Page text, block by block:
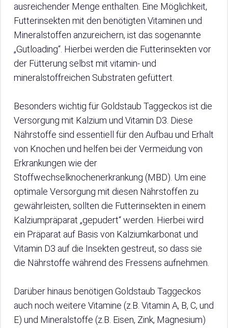
ausreichender Menge enthalten. Eine Möglichkeit,
Futterinsekten mit den benötigten Vitaminen und
Mineralstoffen anzureichern, ist das sogenannte
„Gutloading“. Hierbei werden die Futterinsekten vor
der Fütterung selbst mit vitamin- und
mineralstoffreichen Substraten gefüttert.
Besonders wichtig für Goldstaub Taggeckos ist die
Versorgung mit Kalzium und Vitamin D3. Diese
Nährstoffe sind essentiell für den Aufbau und Erhalt
von Knochen und helfen bei der Vermeidung von
Erkrankungen wie der
Stoffwechselknochenerkrankung (MBD). Um eine
optimale Versorgung mit diesen Nährstoffen zu
gewährleisten, sollten die Futterinsekten in einem
Kalziumpräparat „gepudert“ werden. Hierbei wird
ein Präparat auf Basis von Kalziumkarbonat und
Vitamin D3 auf die Insekten gestreut, so dass sie
die Nährstoffe während des Fressens aufnehmen.
Darüber hinaus benötigen Goldstaub Taggeckos
auch noch weitere Vitamine (z.B. Vitamin A, B, C, und
E) und Mineralstoffe (z.B. Eisen, Zink, Magnesium)